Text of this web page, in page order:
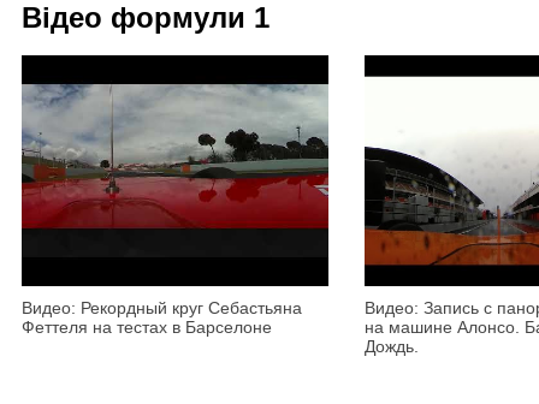
Відео формули 1
Видео: Рекордный круг Себастьяна
Феттеля на тестах в Барселоне
Видео: Запись с
на машине Алонсо.
Дождь.